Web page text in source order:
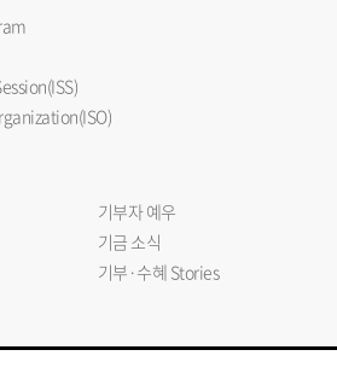
기부자 예우
기금 소식
기부·수혜 Stories